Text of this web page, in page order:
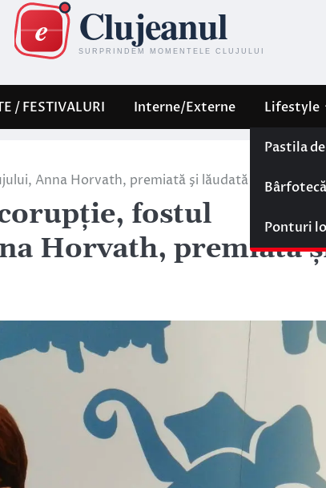
/ FESTIVALURI Interne/Externe Lifestyle
Pastila
Bârfotecă
Ponturi
Anna Horvath, premiată şi lăudată la
fostul
Horvath, premiată